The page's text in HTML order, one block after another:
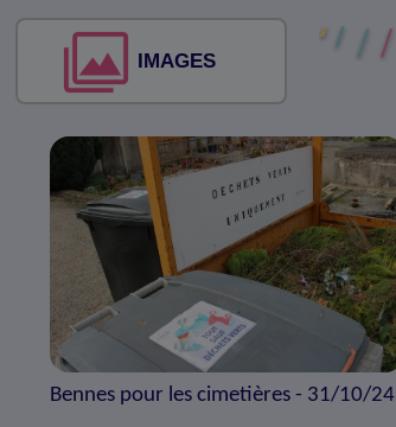
IMAGES
Bennes pour les cimetières - 31/10/24